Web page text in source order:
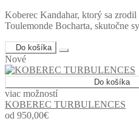
Koberec Kandahar, ktorý sa zrodil
Toulemonde Bocharta, skutočne
Do košíka
Nové
Do košíka
viac možností
KOBEREC TURBULENCES
od 950,00€